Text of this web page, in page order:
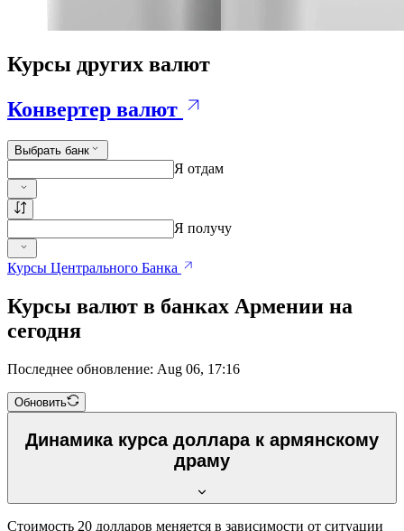
Курсы других валют
Конвертер валют
Выбрать банк
Я отдам
Я получу
Курсы Центрального Банка
Курсы валют в банках Армении на
сегодня
Последнее обновление: Aug 06, 17:16
Обновить
Динамика курса доллара к армянскому
драму
Стоимость 20 долларов меняется в зависимости от ситуации